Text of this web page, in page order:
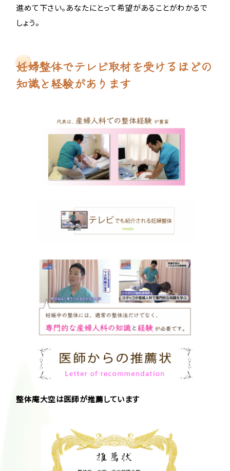
進めて下さい。あなたにとって希望があることがわかるで
しょう。
妊婦整体でテレビ取材を受けるほどの
知識と経験があります
整体庵大空は医師が推薦しています